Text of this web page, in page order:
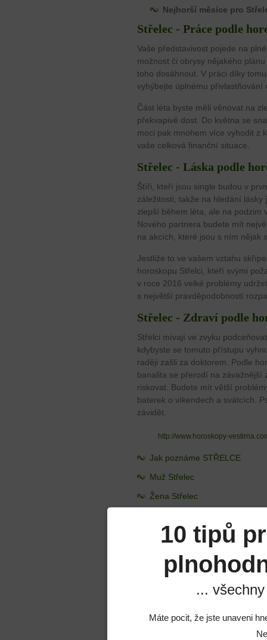
10 tipů
...
Máte pocit, že jste unaveni
Nejhorší měsíce pro
Střelec - Práce podle
Vaše představivost pojede na
možnost či obrysy nějakého
toho dosáhnout. V práci díky
vyhýbejte úplnému přivlastňování
Část léta byste měli věnovat na
překvapivě dost. Do května se
moci pak mnohem více vyhodit z
vaše celková finanční situace.
Střelec - Láska podle
Štíři, kteří jsou single budou v
záležitosti, takže na hledání
zlepší během léta, ale na podzim
Nového partnera budete mít
na akcích, které jsou s ním nějak
Jestliže to ve vašem vztahu
horoskopu Střelci, kteří svými
v roce 2016 velké problémy
s největší pravděpodobností
Střelec - Zdraví podle
Střelci mívají ve zvyku
kdybyste se tomuto přístupu
raději zašli za doktorem. Podle
banalita se přerodí na závažnější
riskovat. Budete mít větší
baterek o víkendech a svátcích.
závidět.
http://www.horoskopy-
Jak poznáme STŘELCE
Muž Střelec
Žena Střelec